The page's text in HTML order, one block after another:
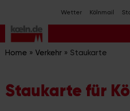
Inhalt
springen
Wetter Kölnmail
Home » Verkehr » Staukarte
Staukarte für